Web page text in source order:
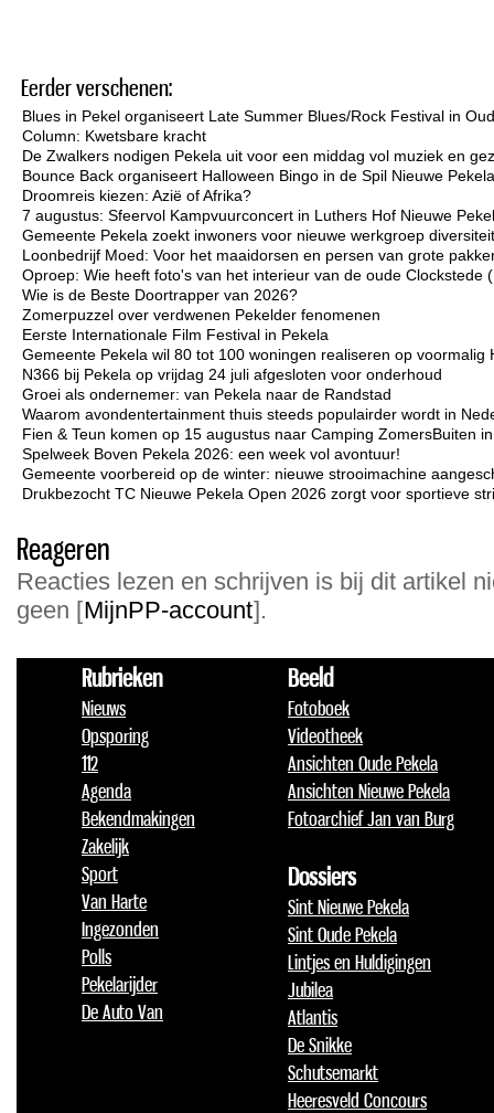
Eerder verschenen:
Blues in Pekel organiseert Late Summer Blues/Rock Festival in
Column: Kwetsbare kracht
De Zwalkers nodigen Pekela uit voor een middag vol muziek en
Bounce Back organiseert Halloween Bingo in de Spil Nieuwe Pekela
Droomreis kiezen: Azië of Afrika?
7 augustus: Sfeervol Kampvuurconcert in Luthers Hof Nieuwe
Gemeente Pekela zoekt inwoners voor nieuwe werkgroep
Loonbedrijf Moed: Voor het maaidorsen en persen van grote
Oproep: Wie heeft foto's van het interieur van de oude Clockstede
Wie is de Beste Doortrapper van 2026?
Zomerpuzzel over verdwenen Pekelder fenomenen
Eerste Internationale Film Festival in Pekela
Gemeente Pekela wil 80 tot 100 woningen realiseren op voormalig
N366 bij Pekela op vrijdag 24 juli afgesloten voor onderhoud
Groei als ondernemer: van Pekela naar de Randstad
Waarom avondentertainment thuis steeds populairder wordt in
Fien & Teun komen op 15 augustus naar Camping ZomersBuiten
Spelweek Boven Pekela 2026: een week vol avontuur!
Gemeente voorbereid op de winter: nieuwe strooimachine
Drukbezocht TC Nieuwe Pekela Open 2026 zorgt voor sportieve
Reageren
Reacties lezen en schrijven is bij dit artikel
geen [MijnPP-account].
Rubrieken
Nieuws
Opsporing
112
Agenda
Bekendmakingen
Zakelijk
Sport
Van Harte
Ingezonden
Polls
Pekelarijder
De Auto Van
Beeld
Fotoboek
Videotheek
Ansichten Oude Pekela
Ansichten Nieuwe Pekela
Fotoarchief Jan van Burg
Dossiers
Sint Nieuwe Pekela
Sint Oude Pekela
Lintjes en Huldigingen
Jubilea
Atlantis
De Snikke
Schutsemarkt
Heeresveld Concours